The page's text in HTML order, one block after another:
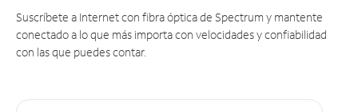
Suscríbete a Internet con fibra óptica de Spectrum y mantente
conectado a lo que más importa con velocidades y confiabilidad
con las que puedes contar.